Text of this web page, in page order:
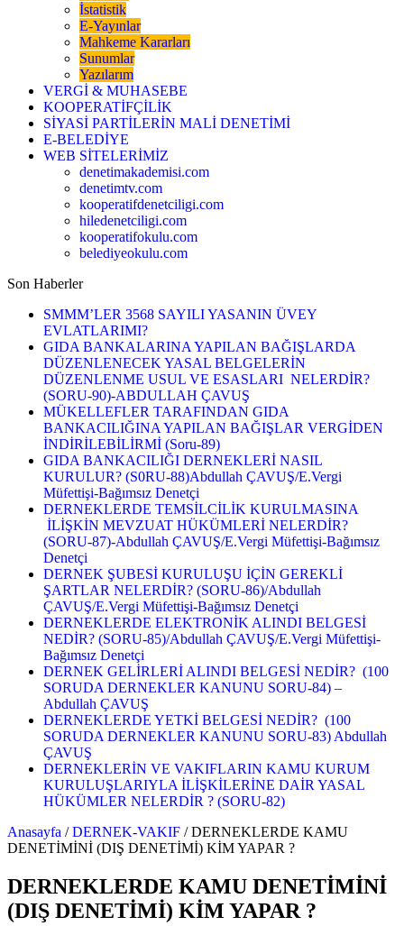
İstatistik
E-Yayınlar
Mahkeme Kararları
Sunumlar
Yazılarım
VERGİ & MUHASEBE
KOOPERATİFÇİLİK
SİYASİ PARTİLERİN MALİ DENETİMİ
E-BELEDİYE
WEB SİTELERİMİZ
denetimakademisi.com
denetimtv.com
kooperatifdenetciligi.com
hiledenetciligi.com
kooperatifokulu.com
belediyeokulu.com
Son Haberler
SMMM’LER 3568 SAYILI YASANIN ÜVEY
EVLATLARIMI?
GIDA BANKALARINA YAPILAN BAĞIŞLARDA
DÜZENLENECEK YASAL BELGELERİN
DÜZENLENME USUL VE ESASLARI NELERDİR?
(SORU-90)-ABDULLAH ÇAVUŞ
MÜKELLEFLER TARAFINDAN GIDA
BANKACILIĞINA YAPILAN BAĞIŞLAR VERGİDEN
İNDİRİLEBİLİRMİ (Soru-89)
GIDA BANKACILIĞI DERNEKLERİ NASIL
KURULUR? (S0RU-88)Abdullah ÇAVUŞ/E.Vergi
Müfettişi-Bağımsız Denetçi
DERNEKLERDE TEMSİLCİLİK KURULMASINA
İLİŞKİN MEVZUAT HÜKÜMLERİ NELERDİR?
(SORU-87)-Abdullah ÇAVUŞ/E.Vergi Müfettişi-Bağımsız
Denetçi
DERNEK ŞUBESİ KURULUŞU İÇİN GEREKLİ
ŞARTLAR NELERDİR? (SORU-86)/Abdullah
ÇAVUŞ/E.Vergi Müfettişi-Bağımsız Denetçi
DERNEKLERDE ELEKTRONİK ALINDI BELGESİ
NEDİR? (SORU-85)/Abdullah ÇAVUŞ/E.Vergi Müfettişi-
Bağımsız Denetçi
DERNEK GELİRLERİ ALINDI BELGESİ NEDİR? (100
SORUDA DERNEKLER KANUNU SORU-84) –
Abdullah ÇAVUŞ
DERNEKLERDE YETKİ BELGESİ NEDİR? (100
SORUDA DERNEKLER KANUNU SORU-83) Abdullah
ÇAVUŞ
DERNEKLERİN VE VAKIFLARIN KAMU KURUM
KURULUŞLARIYLA İLİŞKİLERİNE DAİR YASAL
HÜKÜMLER NELERDİR ? (SORU-82)
Anasayfa / DERNEK-VAKIF / DERNEKLERDE KAMU
DENETİMİNİ (DIŞ DENETİMİ) KİM YAPAR ?
DERNEKLERDE KAMU DENETİMİNİ
(DIŞ DENETİMİ) KİM YAPAR ?